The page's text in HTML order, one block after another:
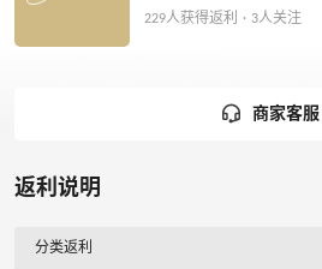
229人获得返利 · 3人关注
商家客服
返利说明
分类返利